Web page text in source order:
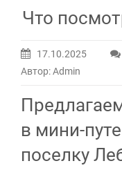
Что
17.10.2025
Автор: Admin
в мини-
поселку